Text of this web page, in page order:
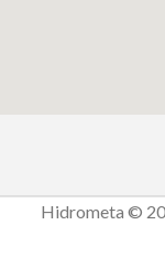
Hidrometa ©